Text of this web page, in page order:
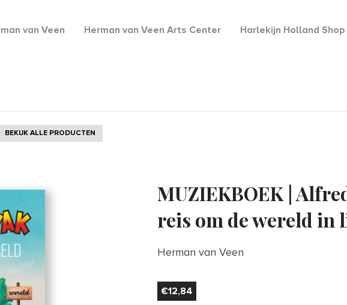
van Veen Herman van Veen Arts Center Harlekijn Holland Shop
BEKIJK ALLE PRODUCTEN
MUZIEKBOEK |
reis om de wereld in
Herman van Veen
€12,84